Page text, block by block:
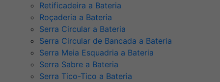
Retificadeira a Bateria
Roçaderia a Bateria
Serra Circular a Bateria
Serra Circular de Bancada a Bateria
Serra Meia Esquadria a Bateria
Serra Sabre a Bateria
Serra Tico-Tico a Bateria